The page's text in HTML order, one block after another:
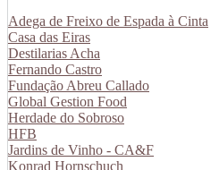
Adega de Freixo de Espada à Cinta
Casa das Eiras
Destilarias Acha
Fernando Castro
Fundação Abreu Callado
Global Gestion Food
Herdade do Sobroso
HFB
Jardins de Vinho - CA&F
Konrad Hornschuch